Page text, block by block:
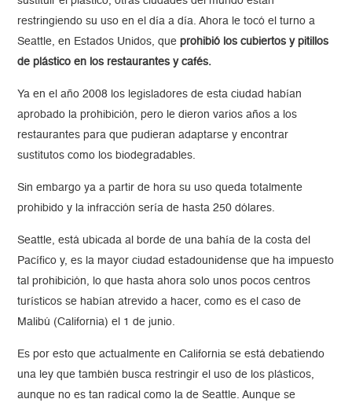
restringiendo su uso en el día a día. Ahora le tocó el turno a
Seattle, en Estados Unidos, queprohibió los cubiertos y pitillos
de plástico en los restaurantes y cafés.
Ya en el año 2008 los legisladores de esta ciudad habían
aprobado la prohibición, pero le dieron varios años a los
restaurantes para que pudieran adaptarse y encontrar
sustitutos como los biodegradables.
Sin embargo ya a partir de hora su uso queda totalmente
prohibido y la infracción sería de hasta 250 dólares.
Seattle, está ubicada al borde de una bahía de la costa del
Pacífico y, es la mayor ciudad estadounidense que ha impuesto
tal prohibición, lo que hasta ahora solo unos pocos centros
turísticos se habían atrevido a hacer, como es el caso de
Malibú (California) el 1 de junio.
Es por esto que actualmente en California se está debatiendo
una ley que también busca restringir el uso de los plásticos,
aunque no es tan radical como la de Seattle. Aunque se